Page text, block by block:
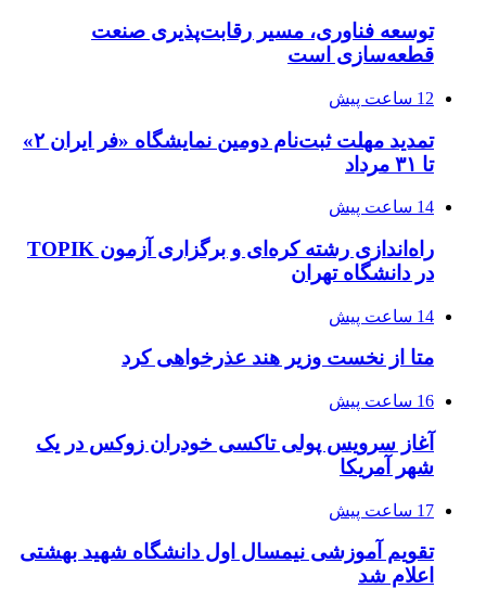
توسعه فناوری، مسیر رقابت‌پذیری صنعت
قطعه‌سازی است
12 ساعت پیش
تمدید مهلت ثبت‌نام دومین نمایشگاه «فر ایران ۲»
تا ۳۱ مرداد
14 ساعت پیش
راه‌اندازی رشته کره‌ای و برگزاری آزمون TOPIK
در دانشگاه تهران
14 ساعت پیش
متا از نخست وزیر هند عذرخواهی کرد
16 ساعت پیش
آغاز سرویس پولی تاکسی خودران زوکس در یک
شهر آمریکا
17 ساعت پیش
تقویم آموزشی نیمسال اول دانشگاه شهید بهشتی
اعلام شد